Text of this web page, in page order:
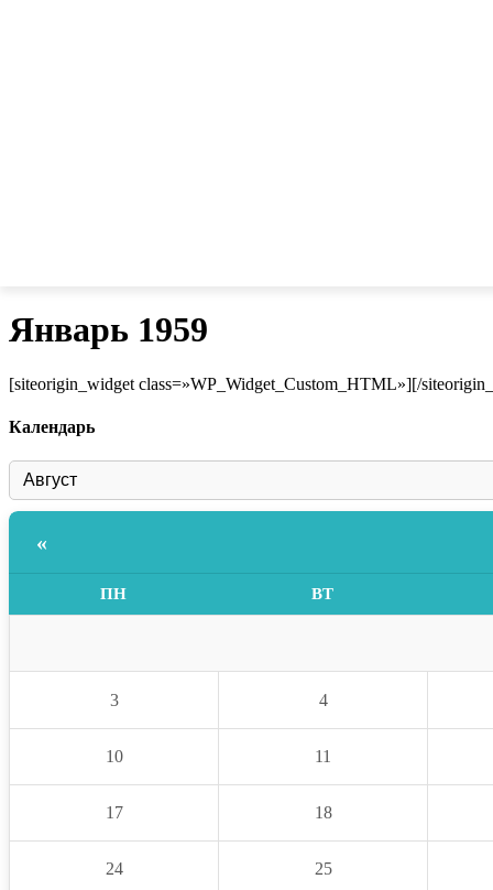
Январь 1959
[siteorigin_widget class=»WP_Widget_Custom_HTML»][/
Календарь
«
ПН ВТ
3 4
10 11
17 18
24 25